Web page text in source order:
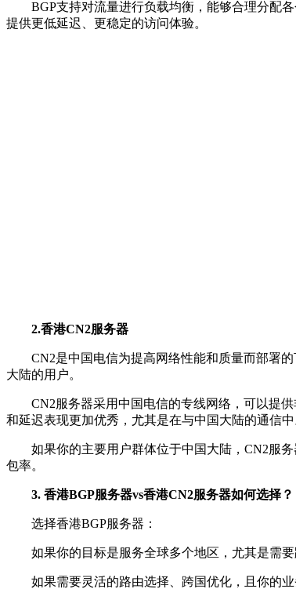
BGP支持对流量进行负载均衡，能够合理分配各
提供更低延迟、更稳定的访问体验。
2.香港CN2服务器
CN2是中国电信为提高网络性能和质量而部署的
大陆的用户。
CN2服务器采用中国电信的专线网络，可以提供
和延迟表现更加优秀，尤其是在与中国大陆的通信
如果你的主要用户群体位于中国大陆，CN2服务
包率。
3. 香港BGP服务器vs香港CN2服务器如何选择？
选择香港BGP服务器：
如果你的目标是服务全球多个地区，尤其是需要
如果需要灵活的路由选择、跨国优化，且你的业